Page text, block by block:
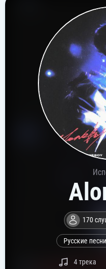
170
Русские песни
4 трека